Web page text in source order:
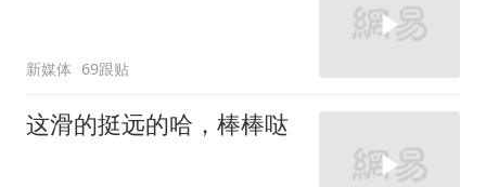
新媒体 69跟贴
这滑的挺远的哈，棒棒哒